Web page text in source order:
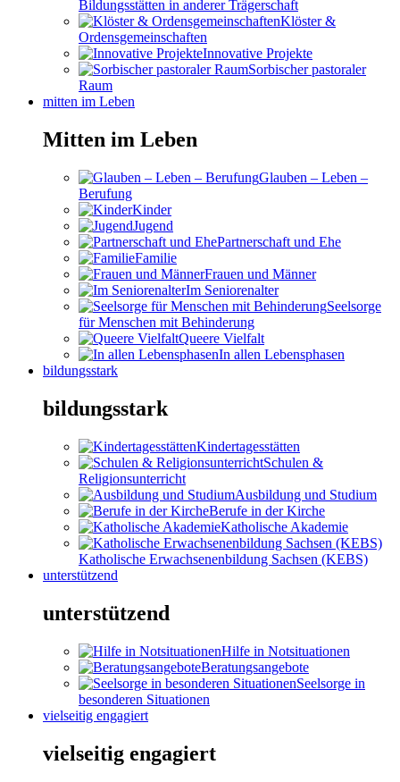
Bildungsstätten in anderer Trägerschaft
Klöster &
Ordensgemeinschaften
Innovative Projekte
Sorbischer pastoraler
Raum
mitten im Leben
Mitten im Leben
Glauben – Leben –
Berufung
Kinder
Jugend
Partnerschaft und Ehe
Familie
Frauen und Männer
Im Seniorenalter
Seelsorge
für Menschen mit Behinderung
Queere Vielfalt
In allen Lebensphasen
bildungsstark
bildungsstark
Kindertagesstätten
Schulen &
Religionsunterricht
Ausbildung und Studium
Berufe in der Kirche
Katholische Akademie
Katholische Erwachsenenbildung Sachsen (KEBS)
unterstützend
unterstützend
Hilfe in Notsituationen
Beratungsangebote
Seelsorge in
besonderen Situationen
vielseitig engagiert
vielseitig engagiert